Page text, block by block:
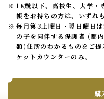
18歳以下、高校生、大学・
帳をお持ちの方は、いずれ
毎月第3土曜日・翌日曜日
の子を同伴する保護者 (都
額(住所のわかるものをご
ケットカウンターのみ。
購